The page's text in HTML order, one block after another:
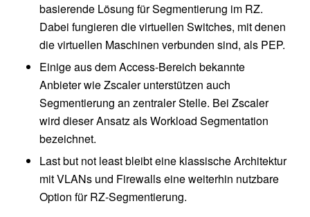
basierende Lösung für Segmentierung im RZ.
Dabei fungieren die virtuellen Switches, mit denen
die virtuellen Maschinen verbunden sind, als PEP.
Einige aus dem Access-Bereich bekannte
Anbieter wie Zscaler unterstützen auch
Segmentierung an zentraler Stelle. Bei Zscaler
wird dieser Ansatz als Workload Segmentation
bezeichnet.
Last but not least bleibt eine klassische Architektur
mit VLANs und Firewalls eine weiterhin nutzbare
Option für RZ-Segmentierung.